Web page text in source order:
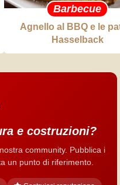
Barbecue
Agnello al BBQ e le
Hasselback
e costruzioni?
community. Pubblica i
un punto di riferimento.